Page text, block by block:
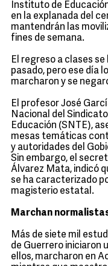
Instituto de
en la explanada del
mantendrán las
fines de semana.
El regreso a clases
pasado, pero ese día
marcharon y se
El profesor José
Nacional del
Educación (SNTE),
mesas temáticas
y autoridades del
Sin embargo, el
Álvarez Mata, indicó
se ha caracterizado
magisterio estatal.
Marchan
Más de siete mil
de Guerrero iniciaron
ellos, marcharon en